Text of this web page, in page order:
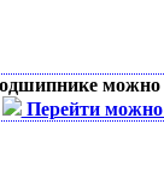
Перейти можно